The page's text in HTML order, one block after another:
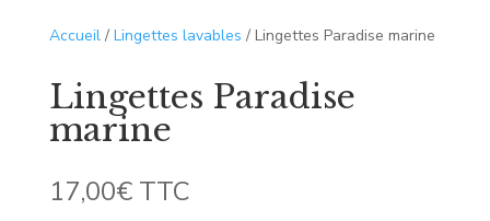
Accueil/ Lingettes lavables / Lingettes Paradise marine
Lingettes Paradise
marine
17,00€ TTC